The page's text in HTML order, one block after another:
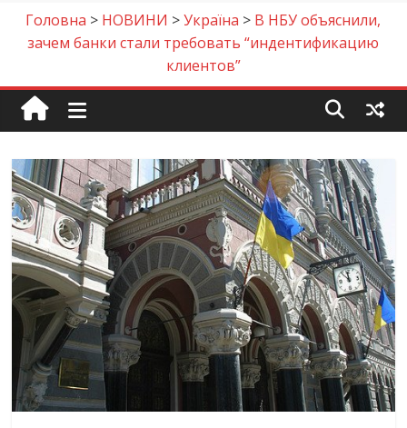
Головна > НОВИНИ >Україна > В НБУ объяснили,
зачем банки стали требовать “индентификацию
клиентов”